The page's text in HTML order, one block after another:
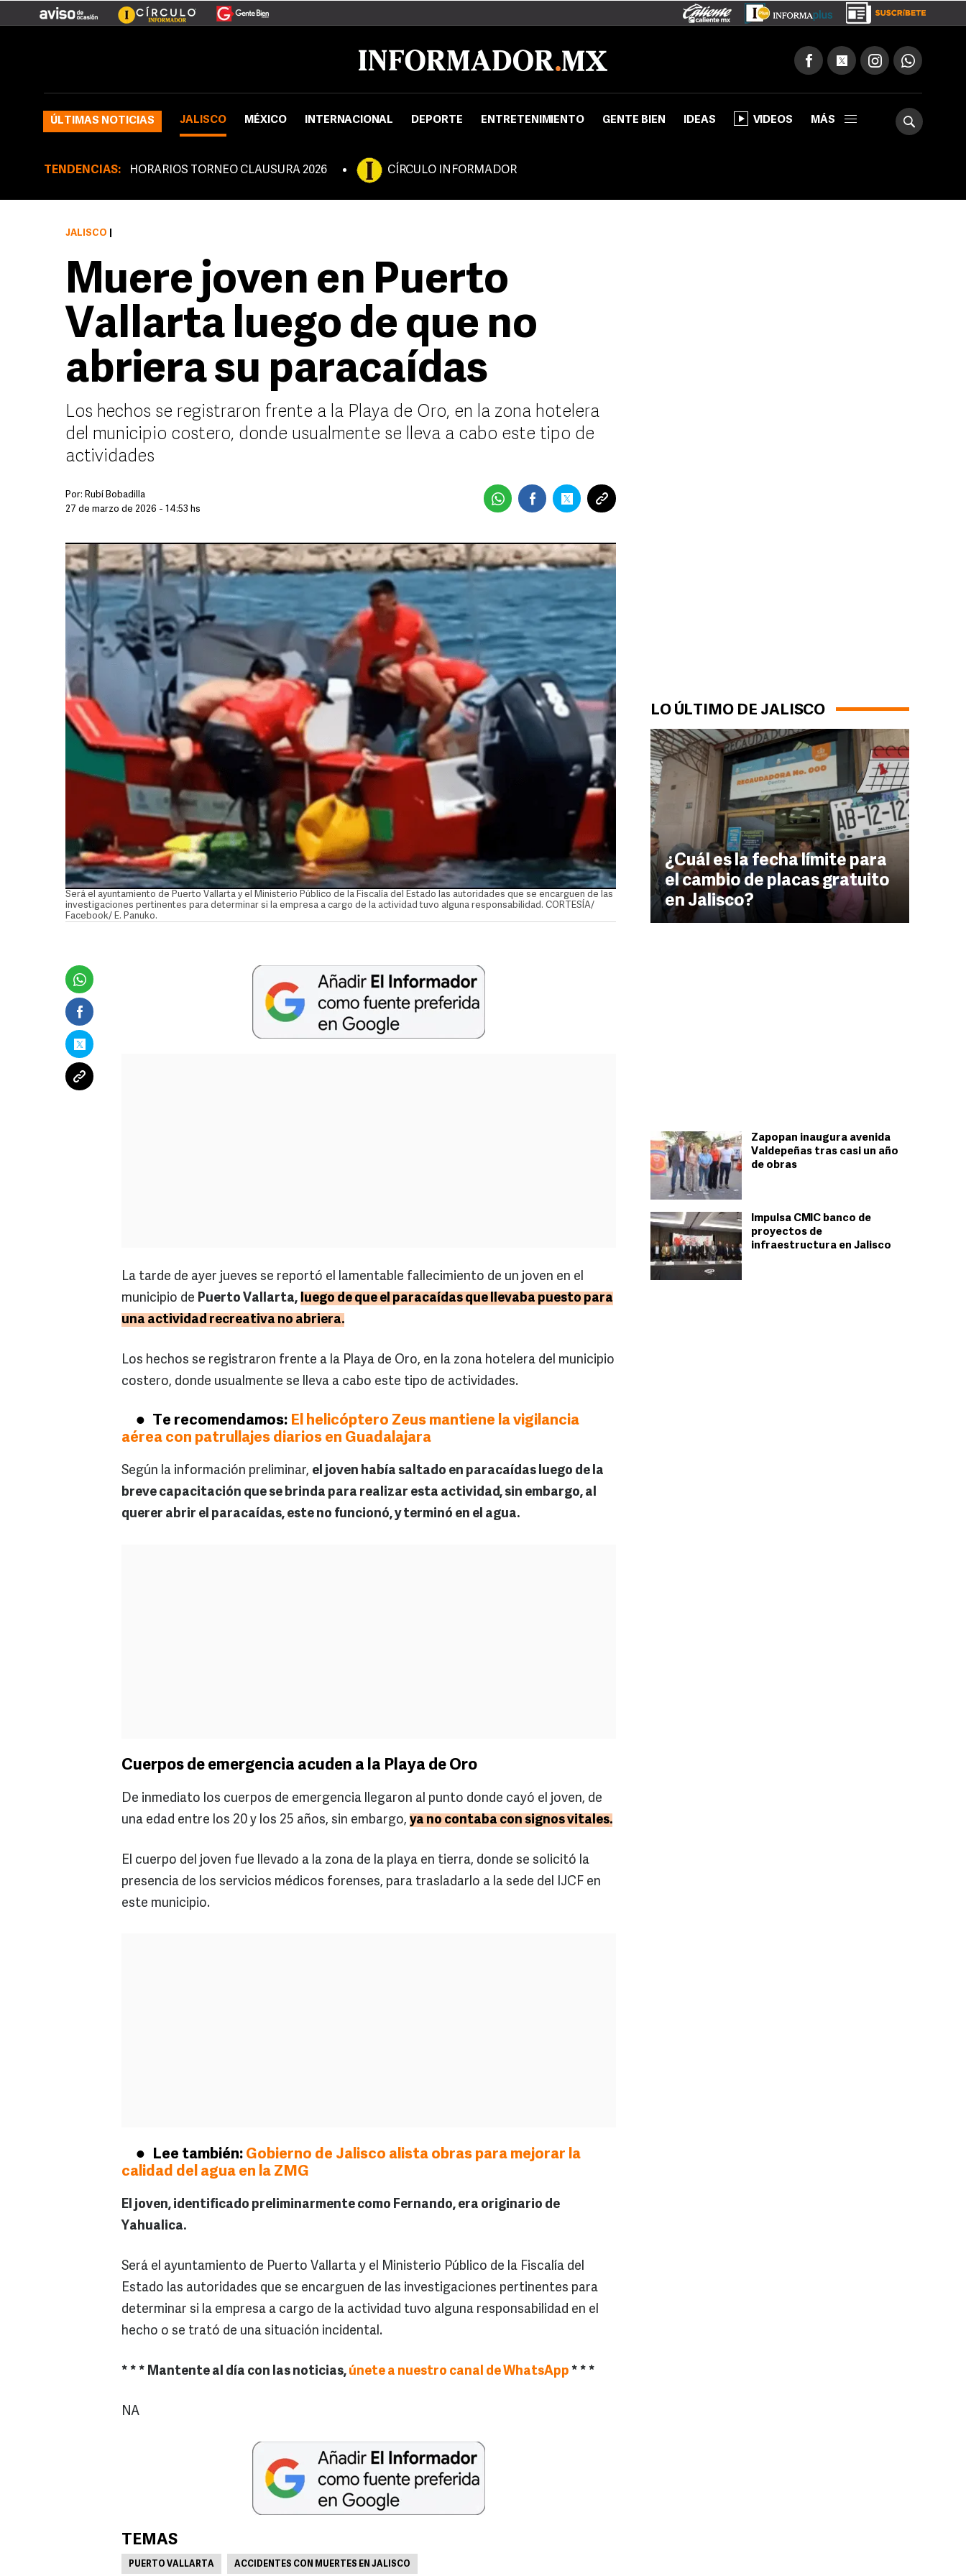
ÚLTIMAS NOTICIAS JALISCO MÉXICO INTERNACIONAL DEPORTE ENTRETENIMIENTO GENTE BIEN IDEAS VIDEOS MÁS
TENDENCIAS: HORARIOS TORNEO CLAUSURA 2026 CÍRCULO INFORMADOR
LO ÚLTIMO DE JALISCO
¿Cuál es la fecha límite para
el cambio de placas gratuito
en Jalisco?
Zapopan inaugura avenida
Valdepeñas tras casi un año
de obras
Impulsa CMIC banco de
proyectos de
infraestructura en Jalisco
JALISCO
Muere joven en Puerto
Vallarta luego de que no
abriera su paracaídas
Los hechos se registraron frente a la Playa de Oro, en la zona hotelera
del municipio costero, donde usualmente se lleva a cabo este tipo de
actividades
Por: Rubí Bobadilla
27 de marzo de 2026 - 14:53 hs
Será el ayuntamiento de Puerto Vallarta y el Ministerio Público de la Fiscalía del Estado las autoridades que se encarguen de las
investigaciones pertinentes para determinar si la empresa a cargo de la actividad tuvo alguna responsabilidad. CORTESÍA/
Facebook/ E. Panuko.
La tarde de ayer jueves se reportó el lamentable fallecimiento de un joven en el
municipio de Puerto Vallarta, luego de que el paracaídas que llevaba puesto para
una actividad recreativa no abriera.
Los hechos se registraron frente a la Playa de Oro, en la zona hotelera del municipio
costero, donde usualmente se lleva a cabo este tipo de actividades.
Te recomendamos: El helicóptero Zeus mantiene la vigilancia
aérea con patrullajes diarios en Guadalajara
Según la información preliminar, el joven había saltado en paracaídas luego de la
breve capacitación que se brinda para realizar esta actividad, sin embargo, al
querer abrir el paracaídas, este no funcionó, y terminó en el agua.
Cuerpos de emergencia acuden a la Playa de Oro
De inmediato los cuerpos de emergencia llegaron al punto donde cayó el joven, de
una edad entre los 20 y los 25 años, sin embargo, ya no contaba con signos vitales.
El cuerpo del joven fue llevado a la zona de la playa en tierra, donde se solicitó la
presencia de los servicios médicos forenses, para trasladarlo a la sede del IJCF en
este municipio.
Lee también: Gobierno de Jalisco alista obras para mejorar la
calidad del agua en la ZMG
El joven, identificado preliminarmente como Fernando, era originario de
Yahualica.
Será el ayuntamiento de Puerto Vallarta y el Ministerio Público de la Fiscalía del
Estado las autoridades que se encarguen de las investigaciones pertinentes para
determinar si la empresa a cargo de la actividad tuvo alguna responsabilidad en el
hecho o se trató de una situación incidental.
* * * Mantente al día con las noticias, únete a nuestro canal de WhatsApp * * *
NA
TEMAS
PUERTO VALLARTA ACCIDENTES CON MUERTES EN JALISCO